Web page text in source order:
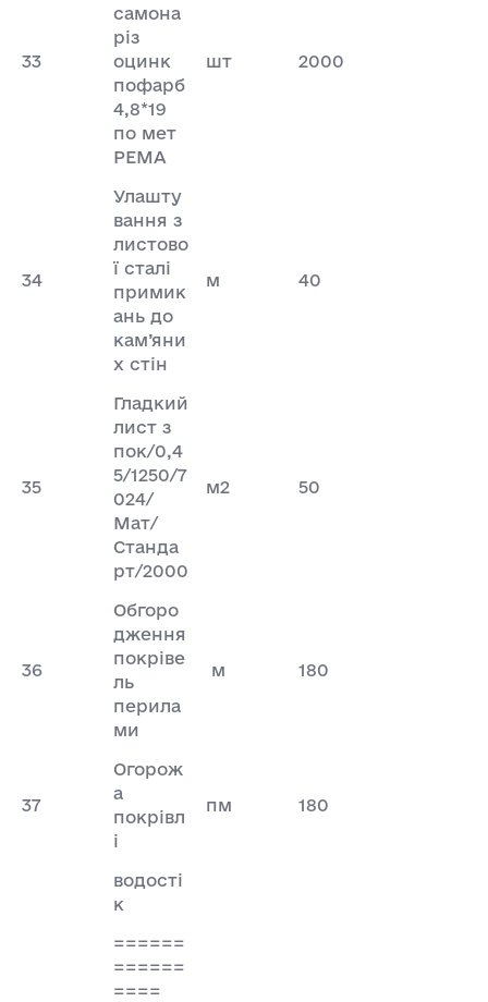
33
самона
різ
оцинк
пофарб
4,8*19
по мет
PEMA
шт 2000
34
Улашту
вання з
листово
ї сталі
примик
ань до
кам’яни
х стін
м 40
35
Гладкий
лист з
пок/0,4
5/1250/7
024/
Мат/
Станда
рт/2000
м2 50
36
Обгоро
дження
покріве
ль
перила
ми
м 180
37
Огорож
а
покрівл
і
пм 180
водості
к
======
======
====